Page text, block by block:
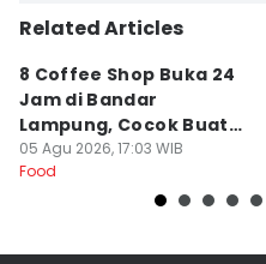
Related Articles
8 Coffee Shop Buka 24
Jam di Bandar
Lampung, Cocok Buat
Begadang
05 Agu 2026, 17:03 WIB
Food